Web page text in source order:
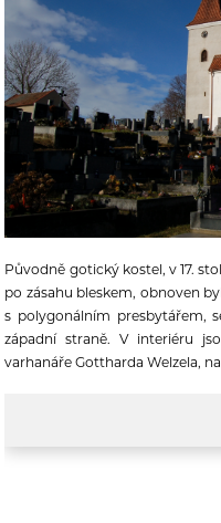
Původně gotický kostel, v 17.
po zásahu bleskem, obnoven
s polygonálním presbytářem,
západní straně. V interiéru
varhanáře Gottharda Welzela,